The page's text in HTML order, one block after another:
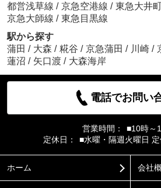
都営浅草線 / 京急空港線 / 東急大井
京急大師線 / 東急目黒線
駅から探す
蒲田 / 大森 / 糀谷 / 京急蒲田 / 川崎 /
蓮沼 / 矢口渡 / 大森海岸
電話でお問い
営業時間：
■10時～
定休日：
■水曜・隔週火曜日
ホーム 会社